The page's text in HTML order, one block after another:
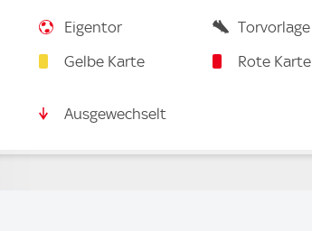
Eigentor
Torvorlage
Gelbe Karte Rote Karte
Ausgewechselt